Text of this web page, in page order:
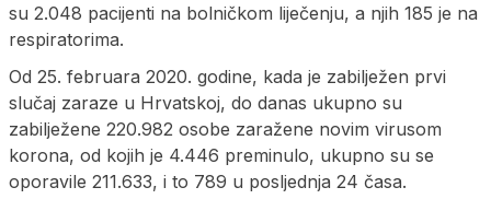
su 2.048 pacijenti na bolničkom liječenju, a njih 185 je na
respiratorima.
Od 25. februara 2020. godine, kada je zabilježen prvi
slučaj zaraze u Hrvatskoj, do danas ukupno su
zabilježene 220.982 osobe zaražene novim virusom
korona, od kojih je 4.446 preminulo, ukupno su se
oporavile 211.633, i to 789 u posljednja 24 časa.